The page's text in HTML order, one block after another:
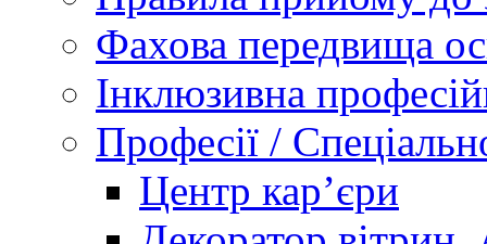
Фахова передвища
Інклюзивна
Професії /
Центр кар’єри